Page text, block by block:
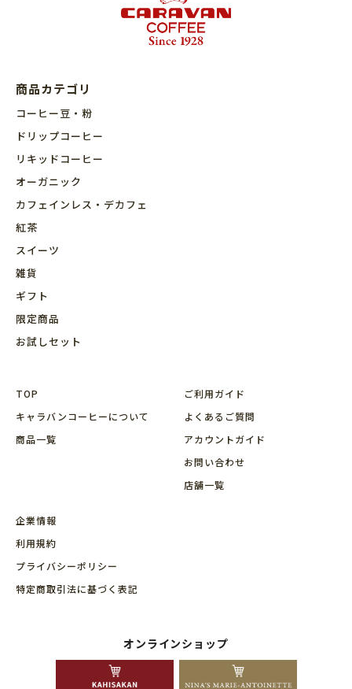
商品カテゴリ
コーヒー豆・粉
ドリップコーヒー
リキッドコーヒー
オーガニック
カフェインレス・デカフェ
紅茶
スイーツ
雑貨
ギフト
限定商品
お試しセット
TOP
キャラバンコーヒーについて
商品⼀覧
ご利用ガイド
よくあるご質問
アカウントガイド
お問い合わせ
店舗⼀覧
企業情報
利用規約
プライバシーポリシー
特定商取引法に基づく表記
オンラインショップ